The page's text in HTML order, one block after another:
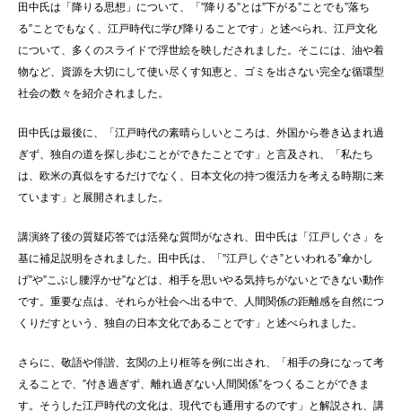
田中氏は「降りる思想」について、「”降りる”とは”下がる”ことでも”落ち
る”ことでもなく、江戸時代に学び降りることです」と述べられ、江戸文化
について、多くのスライドで浮世絵を映しだされました。そこには、油や着
物など、資源を大切にして使い尽くす知恵と、ゴミを出さない完全な循環型
社会の数々を紹介されました。
田中氏は最後に、「江戸時代の素晴らしいところは、外国から巻き込まれ過
ぎず、独自の道を探し歩むことができたことです」と言及され、「私たち
は、欧米の真似をするだけでなく、日本文化の持つ復活力を考える時期に来
ています」と展開されました。
講演終了後の質疑応答では活発な質問がなされ、田中氏は「江戸しぐさ」を
基に補足説明をされました。田中氏は、「”江戸しぐさ”といわれる”傘かし
げ”や”こぶし腰浮かせ”などは、相手を思いやる気持ちがないとできない動作
です。重要な点は、それらが社会へ出る中で、人間関係の距離感を自然につ
くりだすという、独自の日本文化であることです」と述べられました。
さらに、敬語や俳諧、玄関の上り框等を例に出され、「相手の身になって考
えることで、”付き過ぎず、離れ過ぎない人間関係”をつくることができま
す。そうした江戸時代の文化は、現代でも通用するのです」と解説され、講